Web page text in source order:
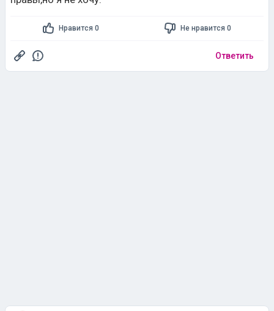
Нравится 0 Не нравится 0
Ответить